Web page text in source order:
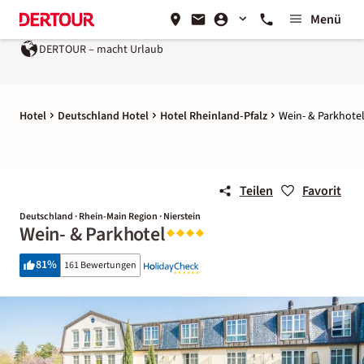
Menü
DERTOUR – macht Urlaub
Hotel Deutschland Hotel Hotel Rheinland-Pfalz Wein- & Parkhotel
Teilen Favorit
Deutschland · Rhein-Main Region · Nierstein
Wein- & Parkhotel
81% 161 Bewertungen